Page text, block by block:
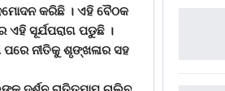
କରିଛି । ଏହି ବୈଠକ
ଏହି ସୂର୍ଯପରାଗ ପଡୁଛି ।
ପରେ ନୀତିକୁ ଶୃଙ୍ଖଳାର ସହ